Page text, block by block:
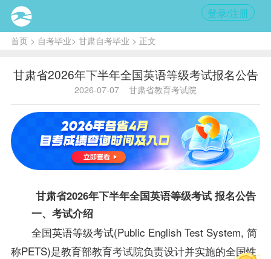
登录/注册
首页> 自考毕业> 甘肃自考毕业 > 正文
甘肃省2026年下半年全国英语等级考试报名公告
2026-07-07 甘肃省教育考试院
甘肃省2026年下半年全国英语等级考试 报名公告
一、考试介绍
全国英语等级考试(Public English Test System, 简
称PETS)是教育部教育考试院负责设计并实施的全国性